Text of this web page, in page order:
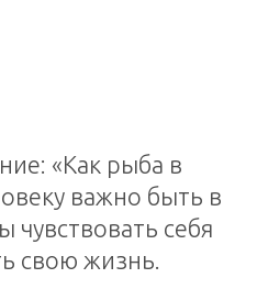
«Как рыба в
важно быть в
чувствовать себя
свою жизнь.